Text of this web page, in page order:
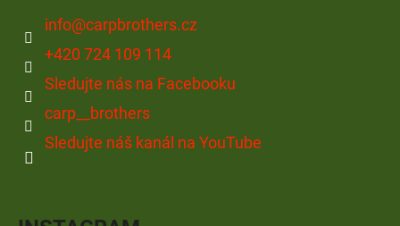
info@carpbrothers.cz
+420 724 109 114
Sledujte nás na Facebooku
carp__brothers
Sledujte náš kanál na YouTube